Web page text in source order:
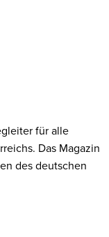
für alle
Das Magazin
des deutschen